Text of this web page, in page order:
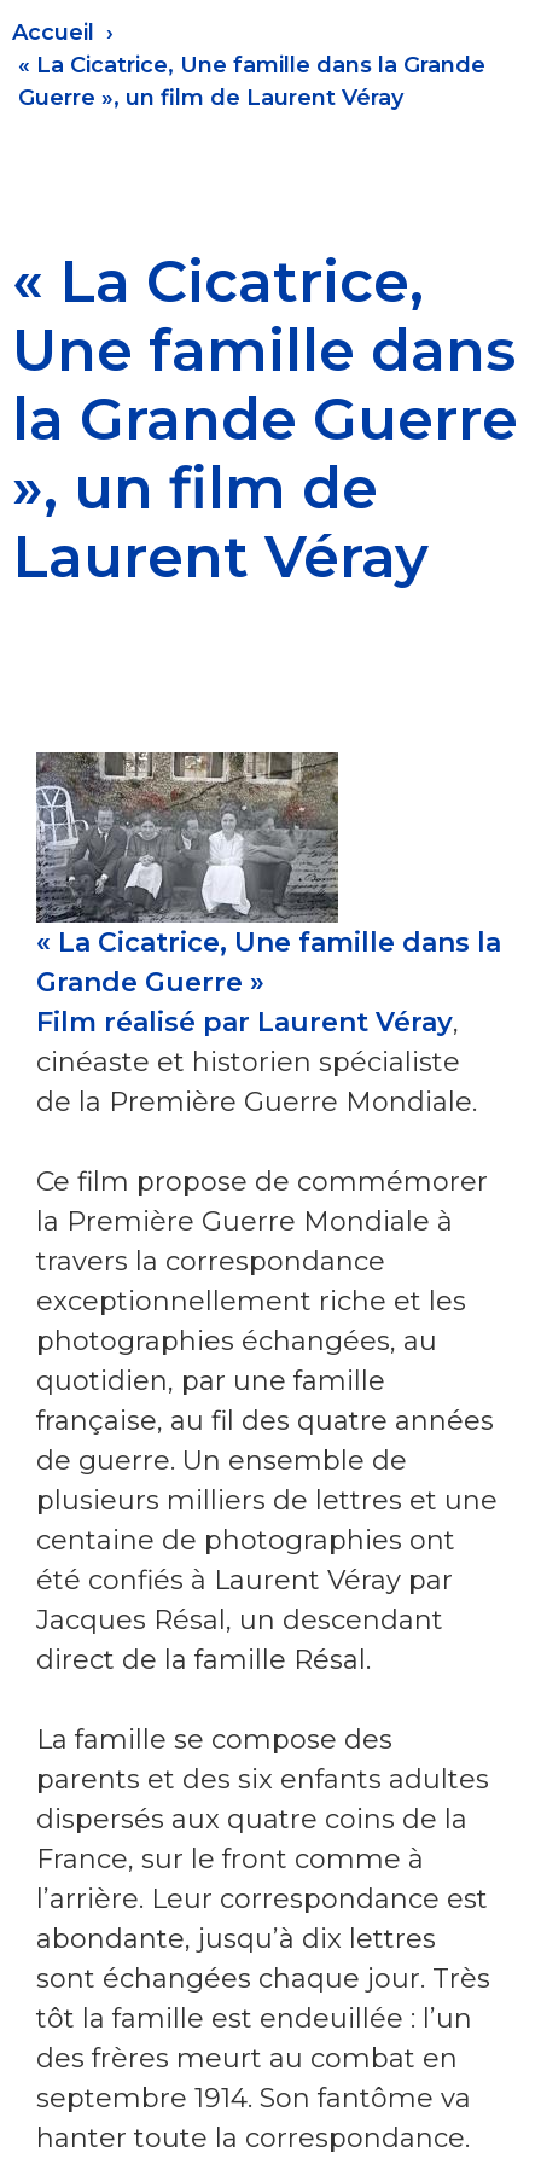
Fil
d'Ariane
Accueil
« La Cicatrice, Une famille dans la Grande
Guerre », un film de Laurent Véray
« La Cicatrice,
Une famille dans
la Grande Guerre
», un film de
Laurent Véray
« La Cicatrice, Une famille dans la
Grande Guerre »
Film réalisé par Laurent Véray,
cinéaste et historien spécialiste
de la Première Guerre Mondiale.
Ce film propose de commémorer
la Première Guerre Mondiale à
travers la correspondance
exceptionnellement riche et les
photographies échangées, au
quotidien, par une famille
française, au fil des quatre années
de guerre. Un ensemble de
plusieurs milliers de lettres et une
centaine de photographies ont
été confiés à Laurent Véray par
Jacques Résal, un descendant
direct de la famille Résal.
La famille se compose des
parents et des six enfants adultes
dispersés aux quatre coins de la
France, sur le front comme à
l’arrière. Leur correspondance est
abondante, jusqu’à dix lettres
sont échangées chaque jour. Très
tôt la famille est endeuillée : l’un
des frères meurt au combat en
septembre 1914. Son fantôme va
hanter toute la correspondance.